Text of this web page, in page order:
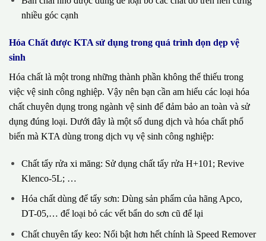
nhiều góc cạnh
Hóa Chất được KTA sử dụng trong quá trình dọn dẹp vệ
sinh
Hóa chất là một trong những thành phần không thể thiếu trong
việc vệ sinh công nghiệp. Vậy nên bạn cần am hiểu các loại hóa
chất chuyên dụng trong ngành vệ sinh để đảm bảo an toàn và sử
dụng đúng loại. Dưới đây là một số dung dịch và hóa chất phổ
biến mà KTA dùng trong dịch vụ vệ sinh công nghiệp:
Chất tẩy rửa xi măng: Sử dụng chất tẩy rửa H+101; Revive
Klenco-5L; …
Hóa chất dùng để tẩy sơn: Dùng sản phẩm của hãng Apco,
DT-05,… để loại bỏ các vết bẩn do sơn cũ để lại
Chất chuyên tẩy keo: Nổi bật hơn hết chính là Speed Remover